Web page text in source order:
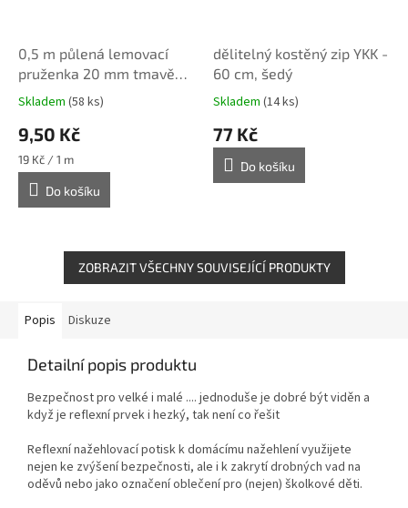
0,5 m půlená lemovací
pruženka 20 mm tmavě
šedá
Skladem (58 ks)
9,50 Kč
Měrná
cena:
19 Kč / 1 m
Do košíku
dělitelný kostěný zip YKK -
60 cm, šedý
Skladem (14 ks)
77 Kč
Do košíku
ZOBRAZIT VŠECHNY SOUVISEJÍCÍ PRODUKTY
Popis Diskuze
Detailní popis produktu
Bezpečnost pro velké i malé .... jednoduše je dobré být viděn a
když je reflexní prvek i hezký, tak není co řešit
Reflexní nažehlovací potisk k domácímu nažehlení využijete
nejen ke zvýšení bezpečnosti, ale i k zakrytí drobných vad na
oděvů nebo jako označení oblečení pro (nejen) školkové děti.